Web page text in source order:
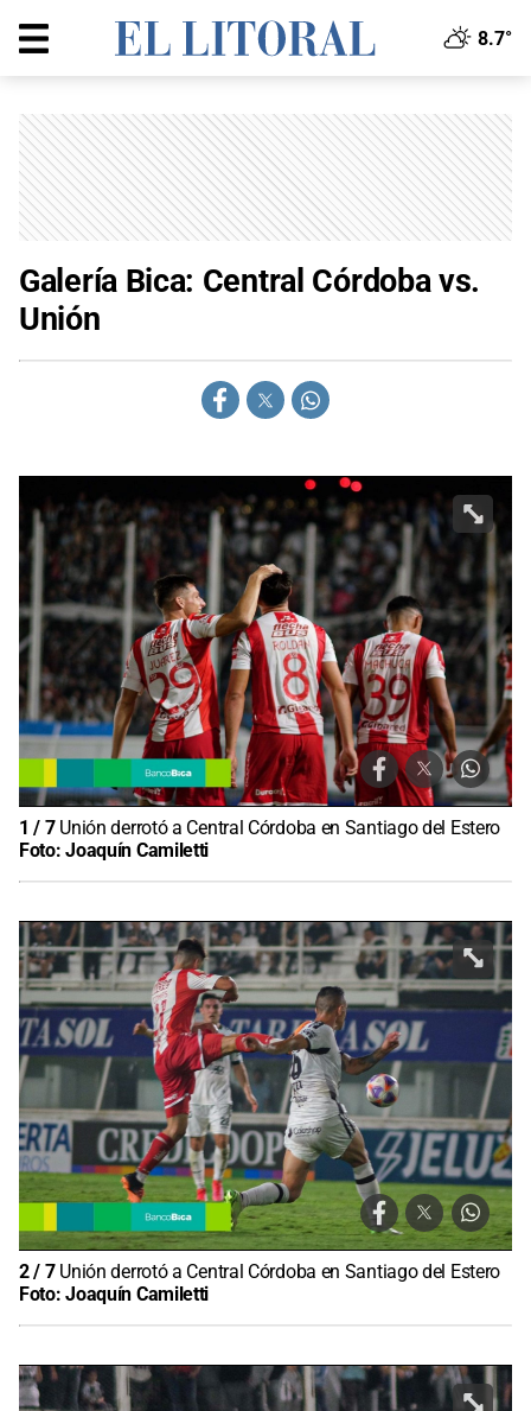
8.7°
Galería Bica: Central Córdoba vs.
Unión
1 / 7 Unión derrotó a Central Córdoba en Santiago del Estero
Foto:Joaquín Camiletti
2/ 7 Unión derrotó a Central Córdoba en Santiago del Estero
Foto:Joaquín Camiletti